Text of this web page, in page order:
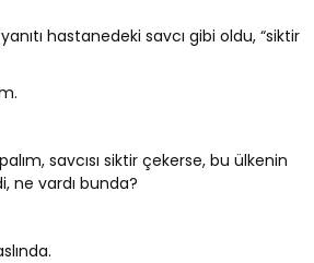
hastanedeki savcı gibi oldu, “siktir
savcısı siktir çekerse, bu ülkenin
ne vardı bunda?